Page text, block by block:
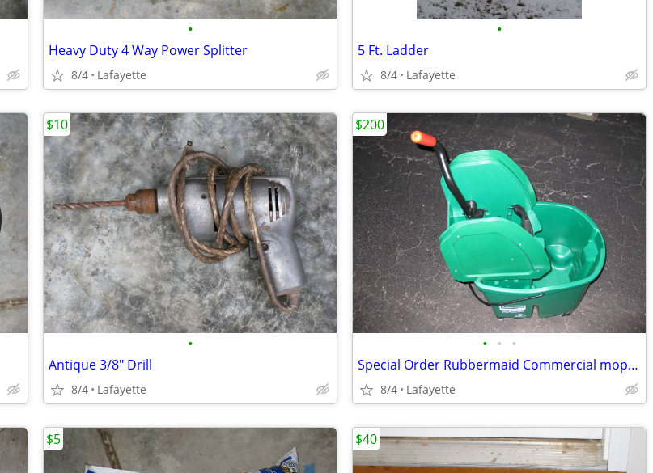
•
Heavy Duty 4 Way Power Splitter
8/4 Lafayette
•
5 Ft. Ladder
8/4 Lafayette
•
Antique 3/8" Drill
8/4 Lafayette
$10
• • •
Special Order Rubbermaid Commercial mop wringer with bucket
8/4 Lafayette
$200
$5 $40